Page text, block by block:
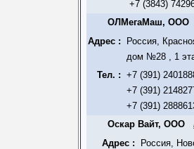
+7 (3843)
ОЛМегаМаш, ООО
Адрес :
Россия,
дом №28 , 1
Тел. : +7 (391)
+7 (391)
+7 (391)
Оскар Вайт, ООО
Адрес :
Россия,